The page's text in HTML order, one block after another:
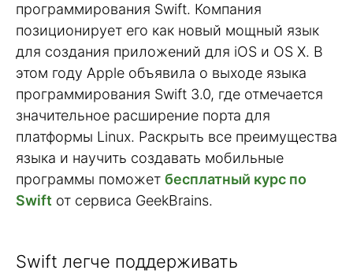
программирования Swift. Компания
позиционирует его как новый мощный язык
для создания приложений для iOS и OS X. В
этом году Apple объявила о выходе языка
программирования Swift 3.0, где отмечается
значительное расширение порта для
платформы Linux. Раскрыть все преимущества
языка и научить создавать мобильные
программы поможет бесплатный курс по
Swift от сервиса GeekBrains.
Swift легче поддерживать